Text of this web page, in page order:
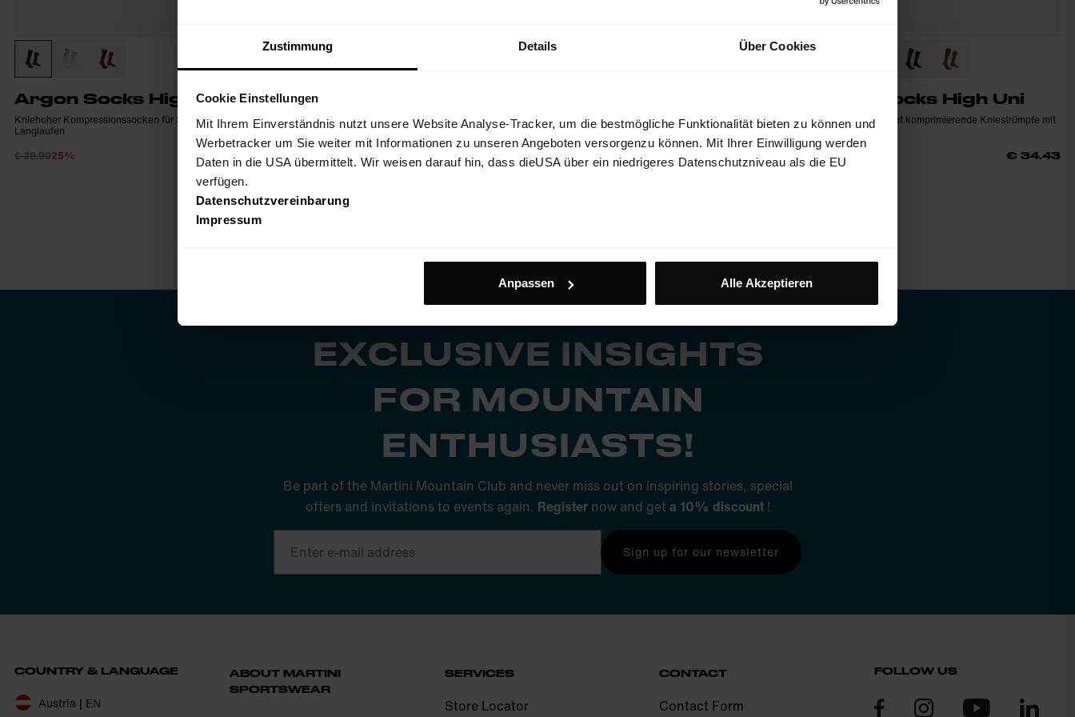
Zustimmung Details Über Cookies
Cookie Einstellungen
Mit Ihrem Einverständnis nutzt unsere Website Analyse-Tracker, um die bestmögliche Funktionalität bieten zu können und
Werbetracker um Sie weiter mit Informationen zu unseren Angeboten versorgenzu können. Mit Ihrer Einwilligung werden
Daten in die USA übermittelt. Wir weisen darauf hin, dass dieUSA über ein niedrigeres Datenschutzniveau als die EU
verfügen.
Datenschutzvereinbarung
Impressum
Anpassen Alle Akzeptieren
Argon Socks High Uni
Kniehoher Kompressionssocken für Skitouren und
Langlaufen
€ 39.9025%
Giro Socks High Uni
Funktionelle, knielange Skisocken für lange Tage im
Schnee
€ 39.90
25%
Technische, leicht komprimierende Kniestrümpfe mit
Woll-Anteil
€ 39.90
25%
Yalca Socks High Uni
Technische, leicht komprimierende Kniestrümpfe mit
Woll-Anteil
€ 45.90
€ 34.43
EXCLUSIVE INSIGHTS
FOR MOUNTAIN
ENTHUSIASTS!
Be part of the Martini Mountain Club and never miss out on inspiring stories, special
offers and invitations to events again. Registernow and get a 10% discount !
Sign up for our newsletter
COUNTRY & LANGUAGE
Austria | EN
ABOUT MARTINI
SPORTSWEAR
SERVICES
Store Locator
CONTACT
Contact Form
FOLLOW US